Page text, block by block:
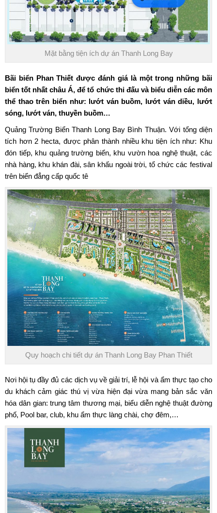
Mặt bằng tiện ích dự án Thanh Long Bay
Bãi biển Phan Thiết được đánh giá là một trong những bãi
biển tốt nhất châu Á, để tổ chức thi đấu và biểu diễn các môn
thể thao trên biển như: lướt ván buồm, lướt ván diều, lướt
sóng, lướt ván, thuyền buồm…
Quảng Trường Biển Thanh Long Bay Bình Thuận. Với tổng diện
tích hơn 2 hecta, được phân thành nhiều khu tiện ích như: Khu
đón tiếp, khu quảng trường biển, khu vườn hoa nghệ thuật, các
nhà hàng, khu khán đài, sân khấu ngoài trời, tổ chức các festival
trên biển đẳng cấp quốc tê
Quy hoạch chi tiết dự án Thanh Long Bay Phan Thiết
Nơi hội tụ đầy đủ các dịch vụ về giải trí, lễ hội và ẩm thực tạo cho
du khách cảm giác thú vị vừa hiện đại vừa mang bản sắc văn
hóa dân gian: trung tâm thương mại, biểu diễn nghệ thuật đường
phố, Pool bar, club, khu ẩm thực làng chài, chợ đêm,…